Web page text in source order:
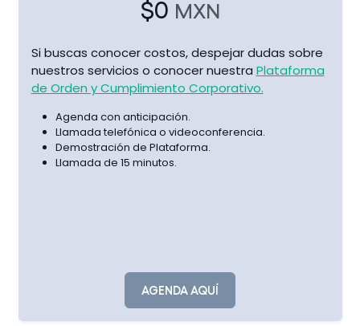
$0 MXN
Si buscas conocer costos, despejar dudas sobre
nuestros servicios o conocer nuestra Plataforma
de Orden y Cumplimiento Corporativo.
Agenda con anticipación.
Llamada telefónica o videoconferencia.
Demostración de Plataforma.
Llamada de 15 minutos.
AGENDA AQUÍ